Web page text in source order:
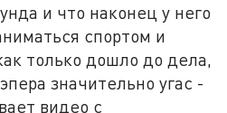
и что наконец у него
спортом и
только дошло до дела,
значительно угас -
видео с